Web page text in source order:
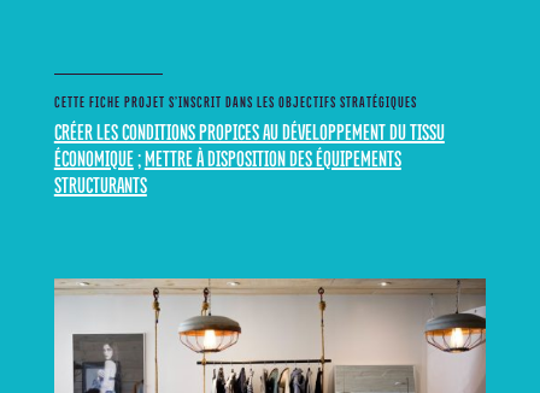
CETTE FICHE PROJET S’INSCRIT DANS LES OBJECTIFS STRATÉGIQUES
CRÉER LES CONDITIONS PROPICES AU DÉVELOPPEMENT DU TISSU
ÉCONOMIQUE;METTRE À DISPOSITION DES ÉQUIPEMENTS
STRUCTURANTS